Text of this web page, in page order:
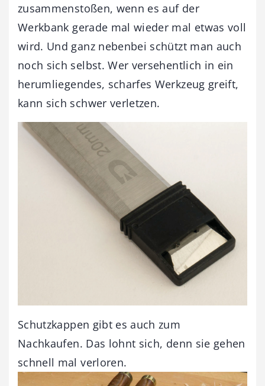
zusammenstoßen, wenn es auf der
Werkbank gerade mal wieder mal etwas voll
wird. Und ganz nebenbei schützt man auch
noch sich selbst. Wer versehentlich in ein
herumliegendes, scharfes Werkzeug greift,
kann sich schwer verletzen.
Schutzkappen gibt es auch zum
Nachkaufen. Das lohnt sich, denn sie gehen
schnell mal verloren.